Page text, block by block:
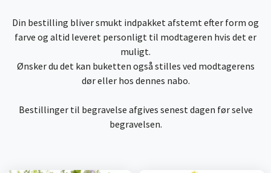
Din bestilling bliver smukt indpakket afstemt efter form og
farve og altid leveret personligt til modtageren hvis det er
muligt.
Ønsker du det kan buketten også stilles ved modtagerens
dør eller hos dennes nabo.
Bestillinger til begravelse afgives senest dagen før selve
begravelsen.